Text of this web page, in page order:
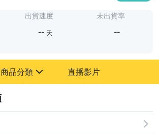
出貨速度
-- 天
未出貨率
--
商品分類 直播影片